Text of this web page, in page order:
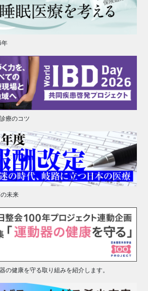
年
療のコツ
未来
の健康を守る取り組みを紹介します。